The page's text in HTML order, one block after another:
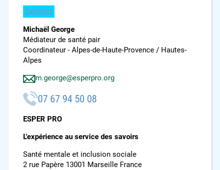
Contact
Michaël George
Médiateur de santé pair
Coordinateur - Alpes-de-Haute-Provence / Hautes-
Alpes
m.george@esperpro.org
07 67 94 50 08
ESPER PRO
L'expérience au service des savoirs
Santé mentale et inclusion sociale
2 rue Papère 13001 Marseille France